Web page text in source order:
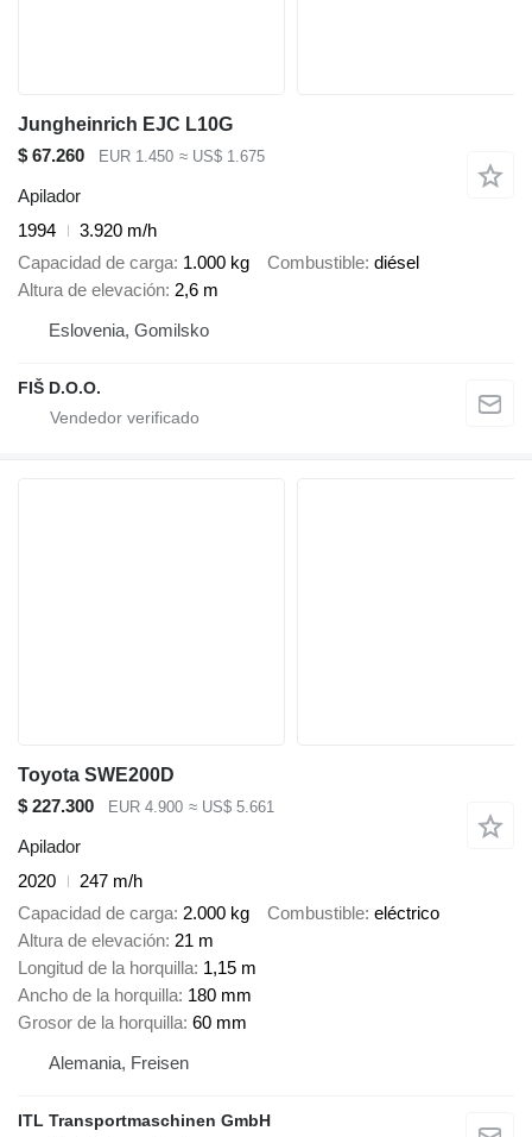
Jungheinrich EJC L10G
$ 67.260
EUR 1.450 ≈ US$ 1.675
Apilador
1994
3.920 m/h
Capacidad de carga 1.000 kg Combustible diésel
Altura de elevación 2,6 m
Eslovenia, Gomilsko
FIŠ D.O.O.
Toyota SWE200D
$ 227.300
EUR 4.900 ≈ US$ 5.661
Apilador
2020
247 m/h
Capacidad de carga 2.000 kg Combustible eléctrico
Altura de elevación 21 m
Longitud de la horquilla 1,15 m
Ancho de la horquilla 180 mm
Grosor de la horquilla 60 mm
Alemania, Freisen
ITL Transportmaschinen GmbH